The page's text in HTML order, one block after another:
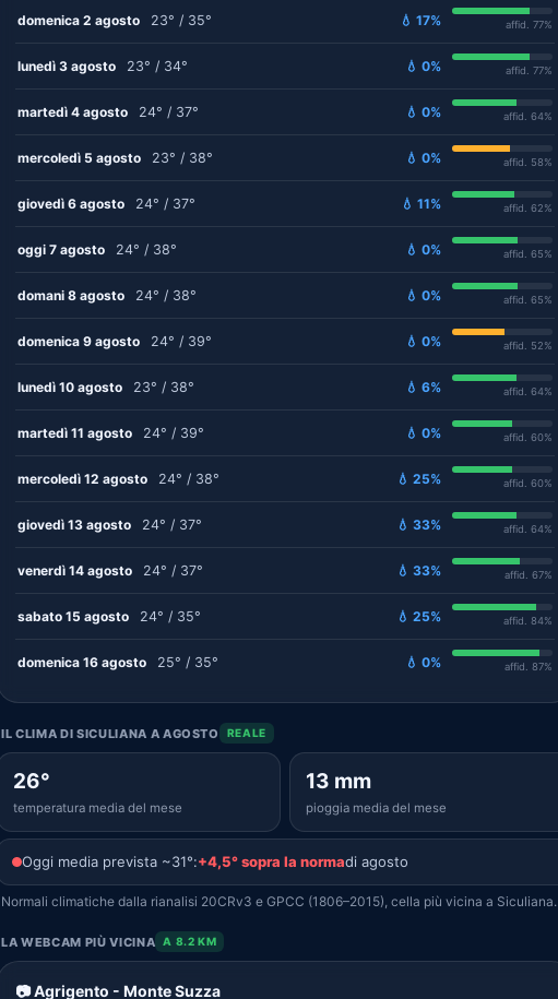
domenica 2 agosto 23° / 35° 💧 17% affid. 77%
lunedì 3 agosto 23° / 34° 💧 0% affid. 77%
martedì 4 agosto 24° / 37° 💧 0% affid. 64%
mercoledì 5 agosto 23° / 38° 💧 0% affid. 58%
giovedì 6 agosto 24° / 37° 💧 11% affid. 62%
oggi 7 agosto 24° / 38° 💧 0% affid. 65%
domani 8 agosto 24° / 38° 💧 0% affid. 65%
domenica 9 agosto 24° / 39° 💧 0% affid. 52%
lunedì 10 agosto 23° / 38° 💧 6% affid. 64%
martedì 11 agosto 24° / 39° 💧 0% affid. 60%
mercoledì 12 agosto 24° / 38° 💧 25% affid. 60%
giovedì 13 agosto 24° / 37° 💧 33% affid. 64%
venerdì 14 agosto 24° / 37° 💧 33% affid. 67%
sabato 15 agosto 24° / 35° 💧 25% affid. 84%
domenica 16 agosto 25° / 35° 💧 0% affid. 87%
IL CLIMA DI SICULIANA A AGOSTO REALE
26°
temperatura media del mese
13 mm
pioggia media del mese
Oggi media prevista ~31°:+4,5° sopra la normadi agosto
Normali climatiche dalla rianalisi 20CRv3 e GPCC (1806–2015), cella più vicina a Siculiana.
LA WEBCAM PIÙ VICINA A 8.2 KM
📷 Agrigento - Monte Suzza